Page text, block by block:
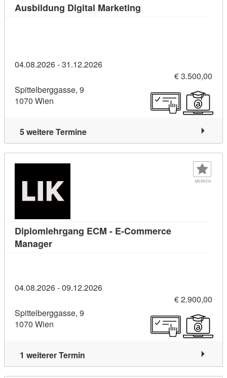
Ausbildung Digital Marketing
04.08.2026 - 31.12.2026
€ 3.500,00
Spittelberggasse, 9
1070 Wien
5 weitere Termine
MERKEN
Diplomlehrgang ECM - E-Commerce
ManagerKursdetail: Diplomlehrgang ECM - E-
04.08.2026 - 09.12.2026
€ 2.900,00
Spittelberggasse, 9
1070 Wien
1 weiterer Termin